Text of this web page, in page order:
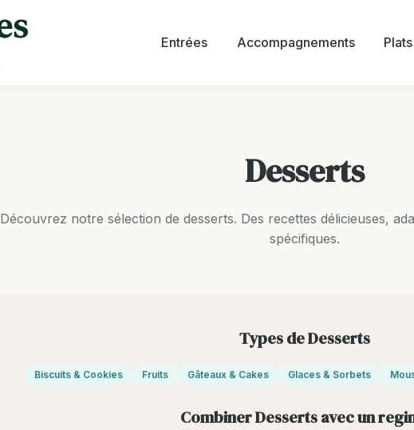
Entrées Accompagnements Plats
Desserts
Découvrez notre sélection de desserts. Des recettes délicieuses,
spécifiques.
Types de Desserts
Biscuits & Cookies Fruits Gâteaux & Cakes Glaces & Sorbets
Combiner Desserts avec un